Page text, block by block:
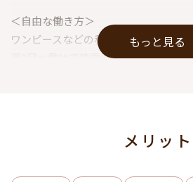
＜自由な働き方＞
ワンピースなどの私服でOK！
週1日～働けて終電迄の勤務もOK！
もっと見る
メリット